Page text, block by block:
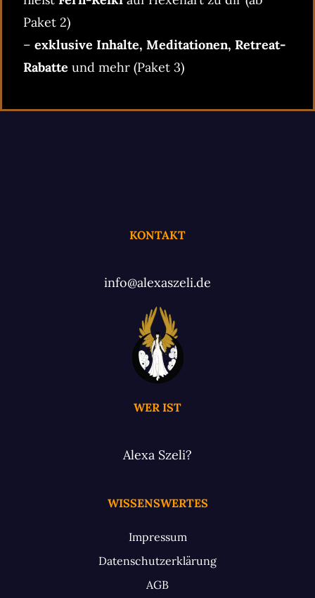
Paket 2)
– exklusive Inhalte, Meditationen, Retreat-
Rabatte und mehr (Paket 3)
KONTAKT
info@alexaszeli.de
WER IST
Alexa Szeli?
WISSENSWERTES
Impressum
Datenschutzerklärung
AGB